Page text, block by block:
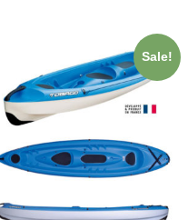
Sale!